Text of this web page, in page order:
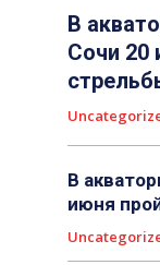
В
Сочи 20
В
июня